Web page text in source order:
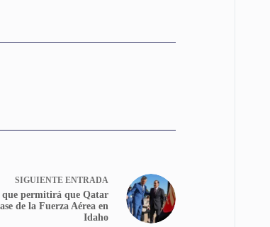
SIGUIENTE ENTRADA
que permitirá que Qatar
de la Fuerza Aérea en
Idaho